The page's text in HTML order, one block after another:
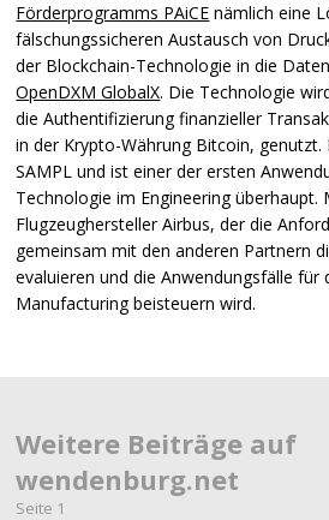
Förderprogramms PAiCE nämlich eine
fälschungssicheren Austausch von
der Blockchain-Technologie in die
OpenDXM GlobalX. Die Technologie
die Authentifizierung finanzieller
in der Krypto-Währung Bitcoin,
SAMPL und ist einer der ersten
Technologie im Engineering
Flugzeughersteller Airbus, der die
gemeinsam mit den anderen Partnern
evaluieren und die Anwendungsfälle für
Manufacturing beisteuern wird.
Weitere Beiträge auf
wendenburg.net
Seite 1